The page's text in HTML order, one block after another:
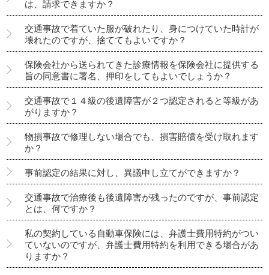
は、請求できますか？
交通事故で着ていた服が破れたり、身につけていた時計が
壊れたのですが、捨ててもよいですか？
保険会社から送られてきた診療情報を保険会社に提供する
旨の同意書に署名、押印をしてもよいでしょうか？
交通事故で１４級の後遺障害が２つ認定されると等級があ
がりますか？
物損事故で修理しない場合でも、損害賠償を受け取れます
か？
事前認定の結果に対し、異議申し立てができますか？
交通事故で治療後も後遺障害が残ったのですが、事前認定
とは、何ですか？
私の契約している自動車保険には、弁護士費用特約がつい
ていないのですが、弁護士費用特約を利用できる場合があ
りますか？